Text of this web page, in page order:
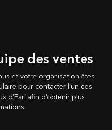
des ventes
et votre organisation êtes
pour contacter l’un des
d’Esri afin d’obtenir plus